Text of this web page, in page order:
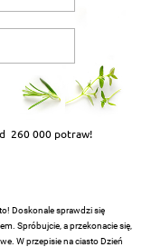
260 000 potraw!
Doskonale sprawdzi się
Spróbujcie, a przekonacie się,
W przepisie na ciasto Dzień